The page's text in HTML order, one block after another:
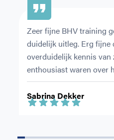
Sabrina Dekker
Zeer fijne BHV training
duidelijk uitleg. Erg fijne
overduidelijk kennis van
enthousiast waren over
leren.